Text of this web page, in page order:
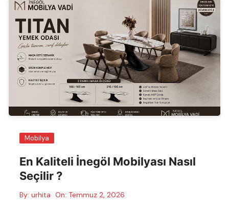
Mobilya
En Kaliteli İnegöl Mobilyası Nasıl
Seçilir ?
By: urhita On: Temmuz 2, 2026